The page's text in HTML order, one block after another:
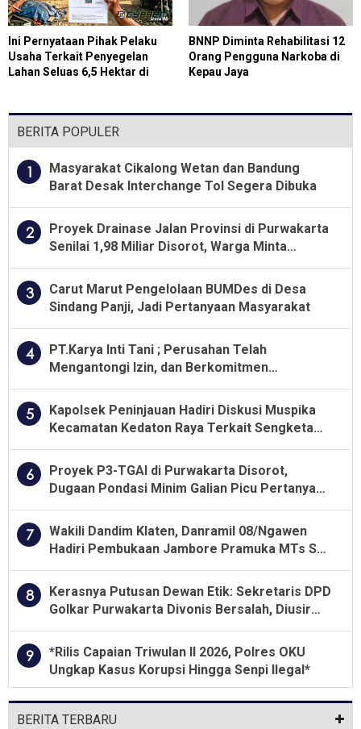
Ini Pernyataan Pihak Pelaku
Usaha Terkait Penyegelan
Lahan Seluas 6,5 Hektar di
Deli Serdang
BNNP Diminta Rehabilitasi 12
Orang Pengguna Narkoba di
Kepau Jaya
BERITA POPULER
1
Masyarakat Cikalong Wetan dan Bandung
Barat Desak Interchange Tol Segera Dibuka
2
Proyek Drainase Jalan Provinsi di Purwakarta
Senilai 1,98 Miliar Disorot, Warga Minta
Kualitas Pekerjaan Diawasi Ketat
3
Carut Marut Pengelolaan BUMDes di Desa
Sindang Panji, Jadi Pertanyaan Masyarakat
4
PT.Karya Inti Tani ; Perusahan Telah
Mengantongi Izin, dan Berkomitmen
Menjalankan Aturan Yang Berlaku
5
Kapolsek Peninjauan Hadiri Diskusi Muspika
Kecamatan Kedaton Raya Terkait Sengketa
Lahan Kelompok Tani Dengan PT. GNS
6
Proyek P3-TGAI di Purwakarta Disorot,
Dugaan Pondasi Minim Galian Picu Pertanyaan
Besar soal Pengawasan
7
Wakili Dandim Klaten, Danramil 08/Ngawen
Hadiri Pembukaan Jambore Pramuka MTs Se-
Jawa Tengah 2026
8
Kerasnya Putusan Dewan Etik: Sekretaris DPD
Golkar Purwakarta Divonis Bersalah, Diusir
Dari Jabatan Selama Empat Tahun
9
*Rilis Capaian Triwulan II 2026, Polres OKU
Ungkap Kasus Korupsi Hingga Senpi Ilegal*
BERITA TERBARU